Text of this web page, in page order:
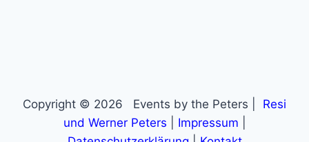
Copyright © 2026 Events by the Peters |
Resi
und Werner Peters
Impressum